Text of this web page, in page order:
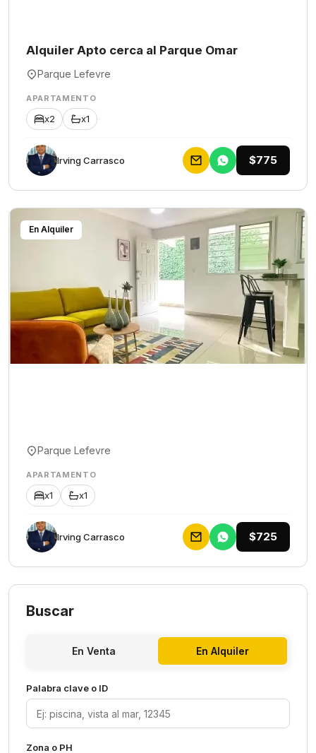
Alquiler Apto cerca al Parque Omar
Parque Lefevre
APARTAMENTO
x2 x1
Irving Carrasco $775
En Alquiler
Parque Lefevre
APARTAMENTO
x1 x1
Irving Carrasco $725
Buscar
En Venta En Alquiler
Palabra clave o ID
Zona o PH